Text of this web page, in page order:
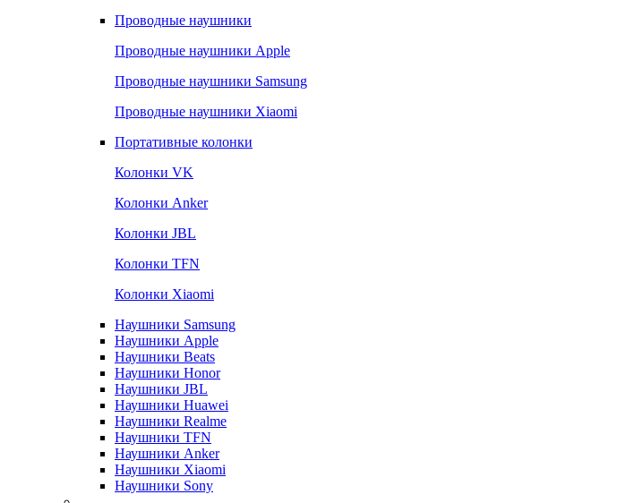
Проводные наушники
Проводные наушники Apple
Проводные наушники Samsung
Проводные наушники Xiaomi
Портативные колонки
Колонки VK
Колонки Anker
Колонки JBL
Колонки TFN
Колонки Xiaomi
Наушники Samsung
Наушники Apple
Наушники Beats
Наушники Honor
Наушники JBL
Наушники Huawei
Наушники Realme
Наушники TFN
Наушники Anker
Наушники Xiaomi
Наушники Sony